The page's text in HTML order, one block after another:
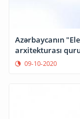
Azərbaycanın
arxitekturası
09-10-2020